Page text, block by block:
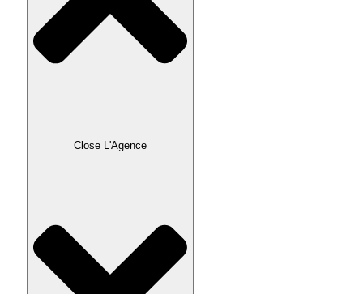
Close L'Agence